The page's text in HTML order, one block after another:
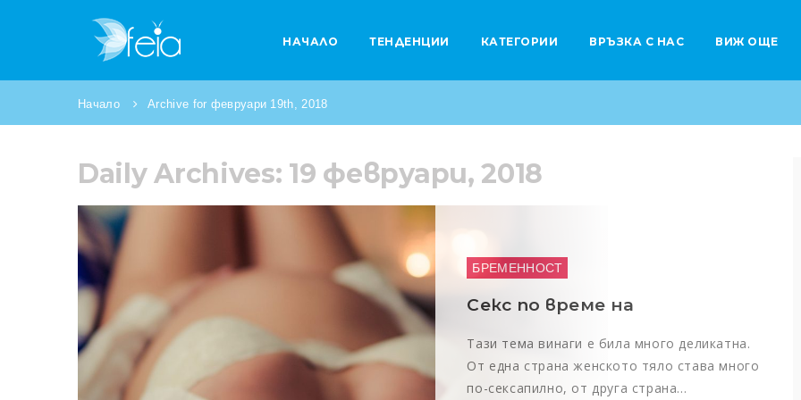
НАЧАЛО ТЕНДЕНЦИИ КАТЕГОРИИ ВРЪЗКА С НАС ВИЖ ОЩЕ
Начало Archive for февруари 19th, 2018
Daily Archives: 19 февруари, 2018
БРЕМЕННОСТ
Секс по време на
Тази тема винаги е била много деликатна.
От една страна женското тяло става много
по-сексапилно, от друга страна…